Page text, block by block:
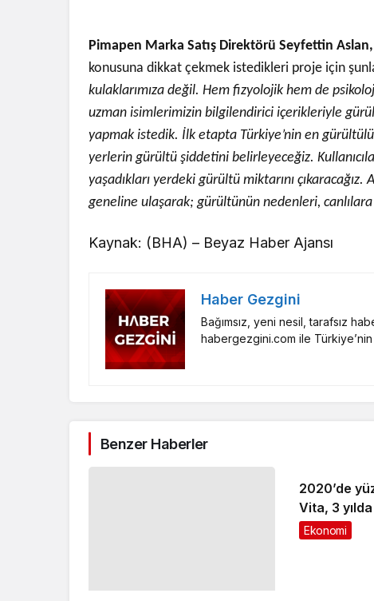
Pimapen Marka Satış Direktörü Seyfettin Aslan,
konusuna dikkat çekmek istedikleri proje için
kulaklarımıza değil. Hem fizyolojik hem de
uzman isimlerimizin bilgilendirici içerikleriyle
yapmak istedik. İlk etapta Türkiye’nin en
yerlerin gürültü şiddetini belirleyeceğiz.
yaşadıkları yerdeki gürültü miktarını çıkaracağız.
geneline ulaşarak; gürültünün nedenleri,
Kaynak: (BHA) – Beyaz Haber Ajansı
Haber Gezgini
Bağımsız, yeni nesil, tarafsız
habergezgini.com ile
Benzer Haberler
2020’de
Vita, 3
Ekonomi
sektöründen Asya çıkarması